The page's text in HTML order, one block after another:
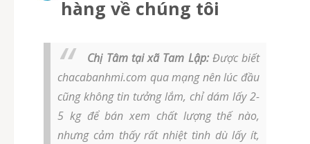
hàng về chúng tôi
Chị Tâm tại xã Tam Lập:Được biết
chacabanhmi.com qua mạng nên lúc đầu
cũng không tin tưởng lắm, chỉ dám lấy 2-
5 kg để bán xem chất lượng thế nào,
nhưng cảm thấy rất nhiệt tình dù lấy ít,